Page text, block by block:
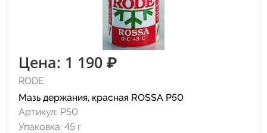
Цена: 1 190 ₽
RODE
Мазь держания, красная ROSSA P50
Артикул: P50
Упаковка: 45 г